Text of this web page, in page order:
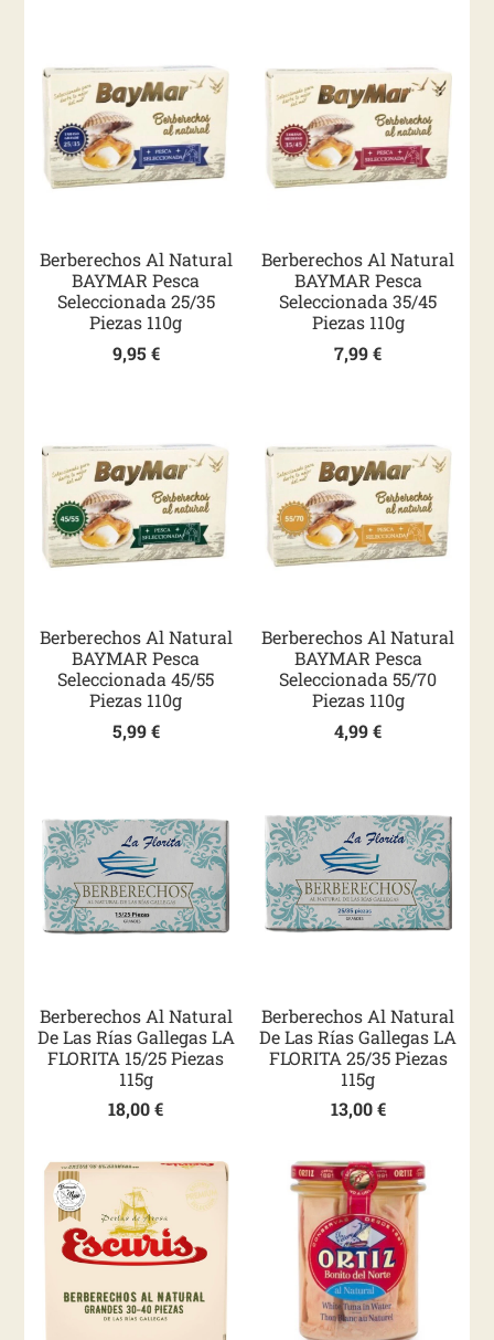
Berberechos Al Natural
BAYMAR Pesca
Seleccionada 25/35
Piezas 110g
9,95 €
Berberechos Al Natural
BAYMAR Pesca
Seleccionada 35/45
Piezas 110g
7,99€
Berberechos Al Natural
BAYMAR Pesca
Seleccionada 45/55
Piezas 110g
5,99€
Berberechos Al Natural
BAYMAR Pesca
Seleccionada 55/70
Piezas 110g
4,99€
Berberechos Al Natural
De Las Rías Gallegas LA
FLORITA 15/25 Piezas
115g
18,00€
Berberechos Al Natural
De Las Rías Gallegas LA
FLORITA 25/35 Piezas
115g
13,00€